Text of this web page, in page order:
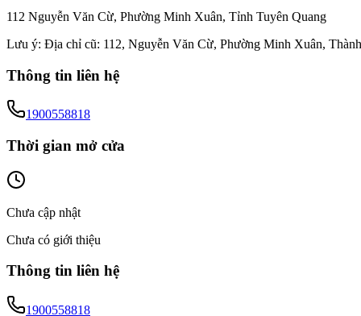
112 Nguyễn Văn Cừ, Phường Minh Xuân, Tỉnh Tuyên Quang
Lưu ý: Địa chỉ cũ: 112, Nguyễn Văn Cừ, Phường Minh Xuân,
Thông tin liên hệ
1900558818
Thời gian mở cửa
Chưa cập nhật
Chưa có giới thiệu
Thông tin liên hệ
1900558818